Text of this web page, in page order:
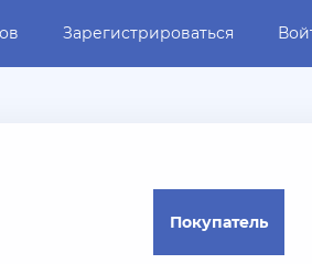
Зарегистрироваться
Покупатель